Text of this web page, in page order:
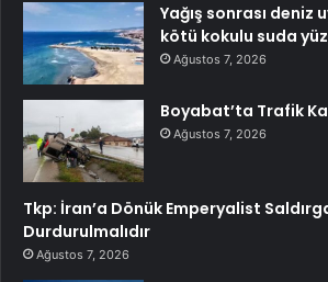
Yağış sonrası deniz
kötü kokulu suda
Ağustos 7, 2026
Boyabat’ta Trafik
Ağustos 7, 2026
Tkp: İran’a Dönük Emperyalist
Durdurulmalıdır
Ağustos 7, 2026